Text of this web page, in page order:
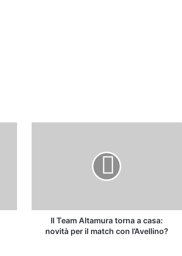
il
Il Team Altamura torna a casa:
novità per il match con l’Avellino?